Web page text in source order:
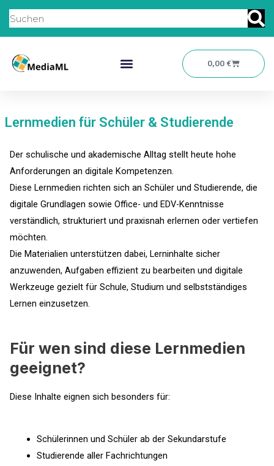
Zum
Inhalt
springen
Suche
0,00€Warenkorb
Lernmedien für Schüler & Studierende
Der schulische und akademische Alltag stellt heute hohe
Anforderungen an digitale Kompetenzen.
Diese Lernmedien richten sich an Schüler und Studierende, die
digitale Grundlagen sowie Office- und EDV-Kenntnisse
verständlich, strukturiert und praxisnah erlernen oder vertiefen
möchten.
Die Materialien unterstützen dabei, Lerninhalte sicher
anzuwenden, Aufgaben effizient zu bearbeiten und digitale
Werkzeuge gezielt für Schule, Studium und selbstständiges
Lernen einzusetzen.
Für wen sind diese Lernmedien
geeignet?
Diese Inhalte eignen sich besonders für:
Schülerinnen und Schüler ab der Sekundarstufe
Studierende aller Fachrichtungen